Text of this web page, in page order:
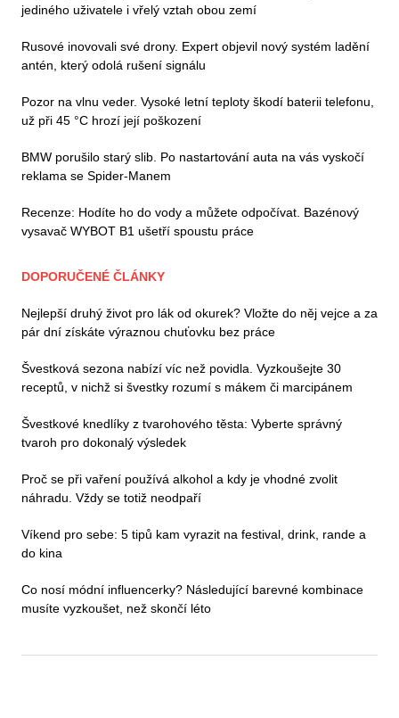
jediného uživatele i vřelý vztah obou zemí
Rusové inovovali své drony. Expert objevil nový systém ladění
antén, který odolá rušení signálu
Pozor na vlnu veder. Vysoké letní teploty škodí baterii telefonu,
už při 45 °C hrozí její poškození
BMW porušilo starý slib. Po nastartování auta na vás vyskočí
reklama se Spider-Manem
Recenze: Hodíte ho do vody a můžete odpočívat. Bazénový
vysavač WYBOT B1 ušetří spoustu práce
DOPORUČENÉ ČLÁNKY
Nejlepší druhý život pro lák od okurek? Vložte do něj vejce a za
pár dní získáte výraznou chuťovku bez práce
Švestková sezona nabízí víc než povidla. Vyzkoušejte 30
receptů, v nichž si švestky rozumí s mákem či marcipánem
Švestkové knedlíky z tvarohového těsta: Vyberte správný
tvaroh pro dokonalý výsledek
Proč se při vaření používá alkohol a kdy je vhodné zvolit
náhradu. Vždy se totiž neodpaří
Víkend pro sebe: 5 tipů kam vyrazit na festival, drink, rande a
do kina
Co nosí módní influencerky? Následující barevné kombinace
musíte vyzkoušet, než skončí léto